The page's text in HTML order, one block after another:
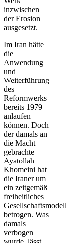
inzwischen
der Erosion
ausgesetzt.
Im Iran hätte
die
Anwendung
und
Weiterführung
des
Reformwerks
bereits 1979
anlaufen
können. Doch
der damals an
die Macht
gebrachte
Ayatollah
Khomeini hat
die Iraner um
ein zeitgemäß
freiheitliches
Gesellschaftsmodell
betrogen. Was
damals
verbogen
wurde, lässt